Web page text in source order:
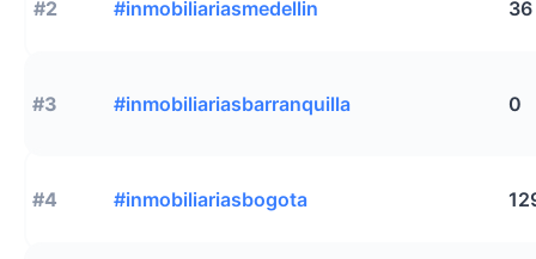
#2 #inmobiliariasmedellin 36
#3 #inmobiliariasbarranquilla 0
#4 #inmobiliariasbogota